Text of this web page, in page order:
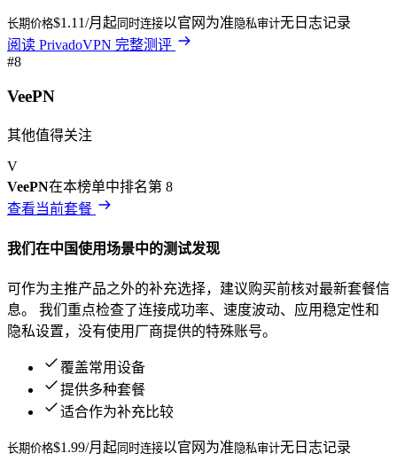
长期价格$1.11/月起 同时连接以官网为准 隐私审计无日志记录
阅读 PrivadoVPN 完整测评
#8
VeePN
其他值得关注
V
VeePN在本榜单中排名第 8
查看当前套餐
我们在中国使用场景中的测试发现
可作为主推产品之外的补充选择，建议购买前核对最新套餐信
息。
我们重点检查了连接成功率、速度波动、应用稳定性和
隐私设置，没有使用厂商提供的特殊账号。
覆盖常用设备
提供多种套餐
适合作为补充比较
长期价格$1.99/月起 同时连接以官网为准 隐私审计无日志记录